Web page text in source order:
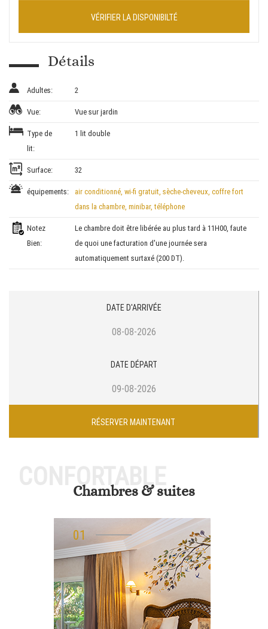
VÉRIFIER LA DISPONIBILTÉ
Détails
Adultes: 2
Vue: Vue sur jardin
Type de
lit:
1 lit double
Surface: 32
équipements: air conditionné, wi-fi gratuit, sèche-cheveux, coffre fort
dans la chambre, minibar, téléphone
Notez
Bien:
Le chambre doit être libérée au plus tard à 11H00, faute
de quoi une facturation d'une journée sera
automatiquement surtaxé (200 DT).
DATE D'ARRIVÉE
DATE DÉPART
RÉSERVER MAINTENANT
CONFORTABLE
Chambres & suites
01